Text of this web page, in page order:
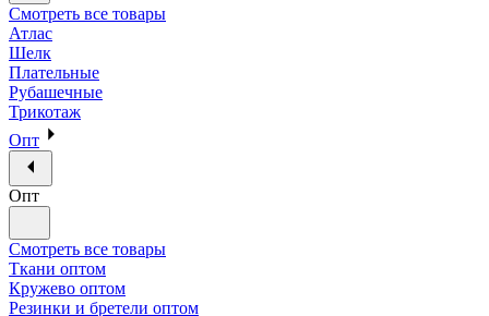
Смотреть все товары
Атлас
Шелк
Плательные
Рубашечные
Трикотаж
Опт
Опт
Смотреть все товары
Ткани оптом
Кружево оптом
Резинки и бретели оптом